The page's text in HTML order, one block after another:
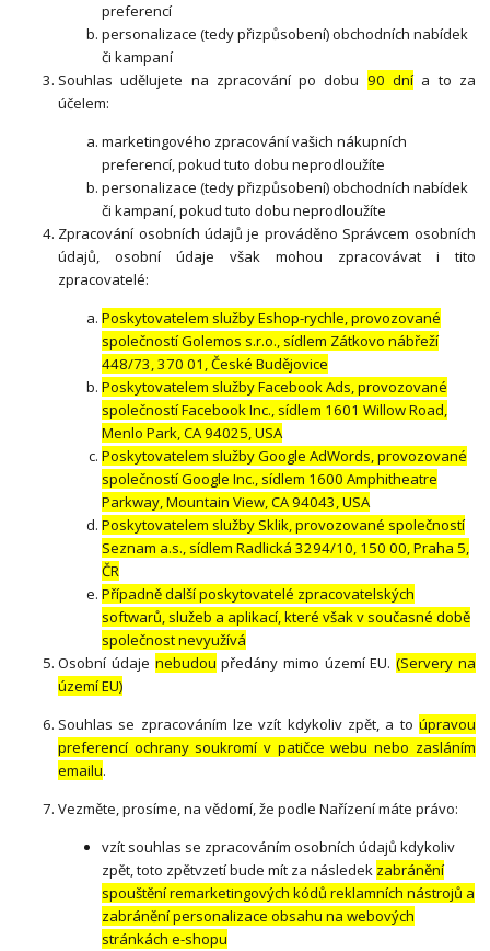
preferencí
personalizace (tedy přizpůsobení) obchodních nabídek
či kampaní
Souhlas udělujete na zpracování po dobu 90 dní a to za
účelem:
marketingového zpracování vašich nákupních
preferencí, pokud tuto dobu neprodloužíte
personalizace (tedy přizpůsobení) obchodních nabídek
či kampaní, pokud tuto dobu neprodloužíte
Zpracování osobních údajů je prováděno Správcem osobních
údajů, osobní údaje však mohou zpracovávat i tito
zpracovatelé:
Poskytovatelem služby Eshop-rychle, provozované
společností Golemos s.r.o., sídlem Zátkovo nábřeží
448/73, 370 01, České Budějovice
Poskytovatelem služby Facebook Ads, provozované
společností Facebook Inc., sídlem 1601 Willow Road,
Menlo Park, CA 94025, USA
Poskytovatelem služby Google AdWords, provozované
společností Google Inc., sídlem 1600 Amphitheatre
Parkway, Mountain View, CA 94043, USA
Poskytovatelem služby Sklik, provozované společností
Seznam a.s., sídlem Radlická 3294/10, 150 00, Praha 5,
ČR
Případně další poskytovatelé zpracovatelských
softwarů, služeb a aplikací, které však v současné době
společnost nevyužívá
Osobní údaje nebudou předány mimo území EU.(Servery na
území EU)
Souhlas se zpracováním lze vzít kdykoliv zpět, a to úpravou
preferencí ochrany soukromí v patičce webu nebo zasláním
emailu.
Vezměte, prosíme, na vědomí, že podle Nařízení máte právo:
vzít souhlas se zpracováním osobních údajů kdykoliv
zpět, toto zpětvzetí bude mít za následek zabránění
spouštění remarketingových kódů reklamních nástrojů a
zabránění personalizace obsahu na webových
stránkách e-shopu